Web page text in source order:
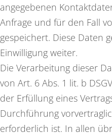
angegebenen
Anfrage und für den Fall
gespeichert. Diese Daten
Einwilligung weiter.
Die Verarbeitung dieser
von Art. 6 Abs. 1 lit. b
der Erfüllung eines
Durchführung
erforderlich ist. In allen